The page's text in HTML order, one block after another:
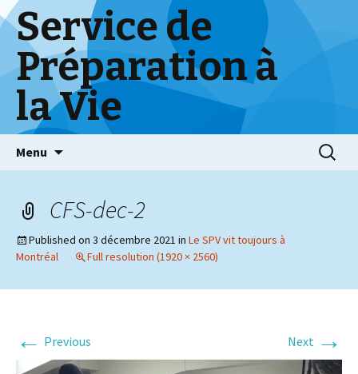
Service de
Préparation à
la Vie
Menu
CFS-dec-2
Published on 3 décembre 2021 in Le SPV vit toujours à
Montréal
Full resolution (1920 × 2560)
← Previous Next →